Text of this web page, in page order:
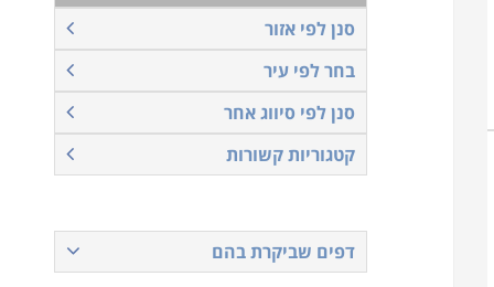
סנן לפי אזור
בחר לפי עיר
סנן לפי סיווג אחר
קטגוריות קשורות
דפים שביקרת בהם